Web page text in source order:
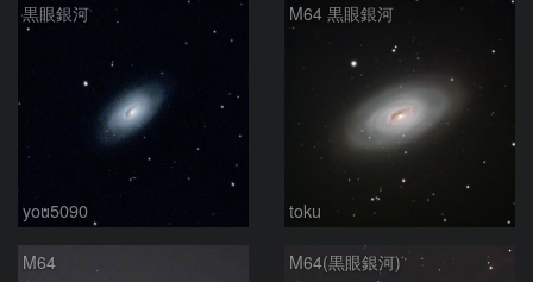
黒眼銀河
you5090
M64 黒眼銀河
toku
M64 M64(黒眼銀河)